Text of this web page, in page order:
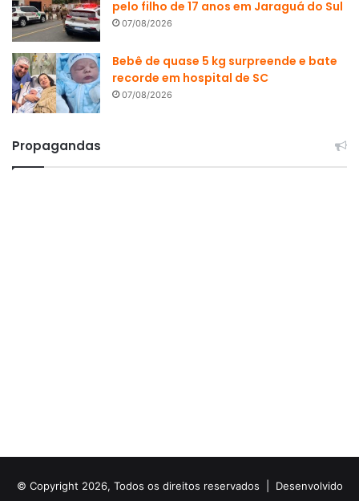
pelo filho de 17 anos em Jaraguá do Sul
07/08/2026
Bebê de quase 5 kg surpreende e bate
recorde em hospital de SC
07/08/2026
Propagandas
© Copyright 2026, Todos os direitos reservados | Desenvolvido